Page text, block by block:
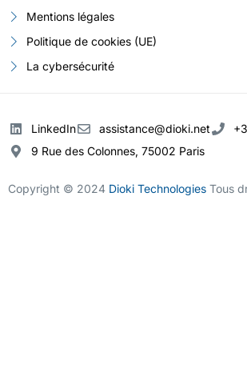
Mentions légales
Politique de cookies (UE)
La cybersécurité
Copyright © 2024 Dioki Technologies Tous
LinkedIn assistance@dioki.net
9 Rue des Colonnes, 75002 Paris